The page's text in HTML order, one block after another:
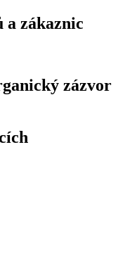
a zákaznic
zázvor